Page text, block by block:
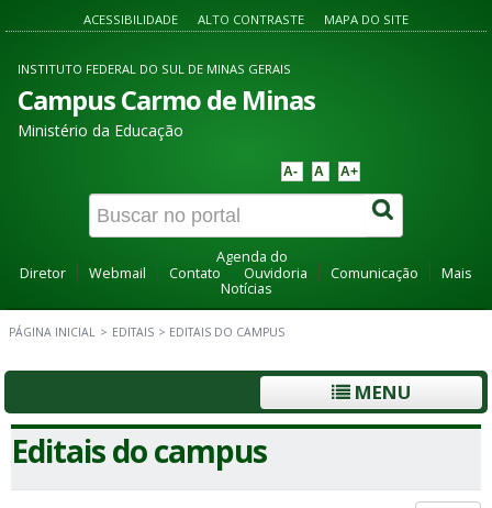
ACESSIBILIDADE ALTO CONTRASTE MAPA DO SITE
INSTITUTO FEDERAL DO SUL DE MINAS GERAIS
Campus Carmo de Minas
Ministério da Educação
A- A A+
Agenda do
Diretor
Webmail Contato Ouvidoria Comunicação
Mais
Notícias
PÁGINA INICIAL > EDITAIS > EDITAIS DO CAMPUS
MENU
Editais do campus